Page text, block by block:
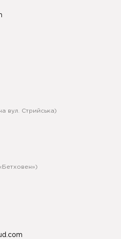
вул. Стрийська)